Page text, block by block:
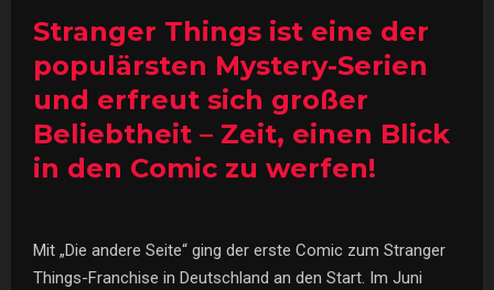
Stranger Things ist eine der
populärsten Mystery-Serien
und erfreut sich großer
Beliebtheit – Zeit, einen Blick
in den Comic zu werfen!
Mit „Die andere Seite“ ging der erste Comic zum Stranger
Things-Franchise in Deutschland an den Start. Im Juni